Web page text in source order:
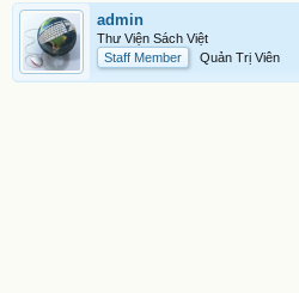
admin
Thư Viện Sách Việt
Staff Member
Quản Trị Viên